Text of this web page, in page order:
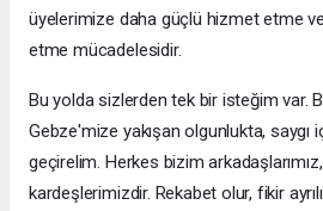
üyelerimize daha güçlü hizmet etme
etme mücadelesidir.
Bu yolda sizlerden tek bir isteğim var.
Gebze'mize yakışan olgunlukta,
geçirelim. Herkes bizim
kardeşlerimizdir. Rekabet olur, fikir